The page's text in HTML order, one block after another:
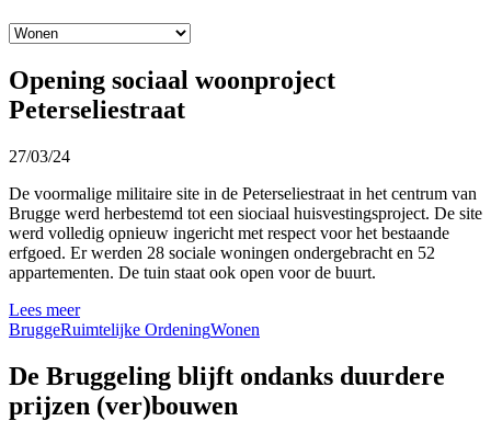
Opening sociaal woonproject
Peterseliestraat
27/03/24
De voormalige militaire site in de Peterseliestraat in het centrum van
Brugge werd herbestemd tot een siociaal huisvestingsproject. De site
werd volledig opnieuw ingericht met respect voor het bestaande
erfgoed. Er werden 28 sociale woningen ondergebracht en 52
appartementen. De tuin staat ook open voor de buurt.
Lees meer
BruggeRuimtelijke OrdeningWonen
De Bruggeling blijft ondanks duurdere
prijzen (ver)bouwen